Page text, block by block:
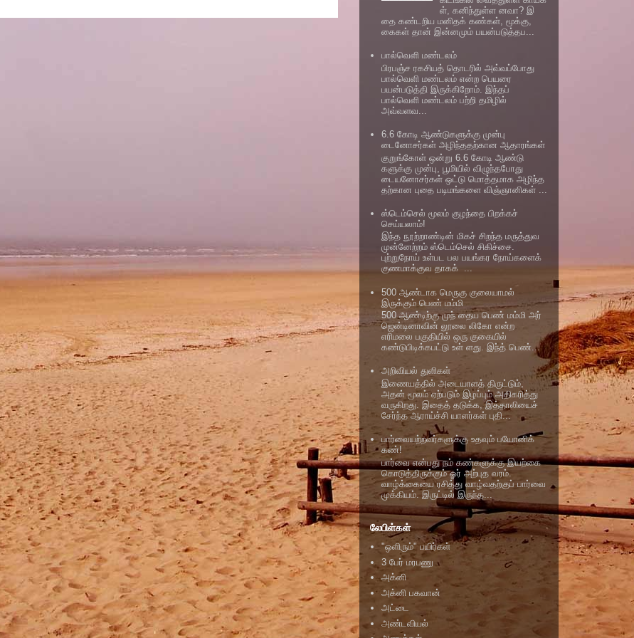
ள், கனிந்துள்ள னவா? இ
தை கண்டறிய மனிதக் கண்கள், மூக்கு,
கைகள் தான் இன்னமும் பயன்படுத்தப...
பால்வெளி மண்டலம்
பிரபஞ்ச ரகசியத் தொடரில் அவ்வப்போது
பால்வெளி மண்டலம் என்ற பெயரை
பயன்படுத்தி இருக்கிறோம். இந்தப்
பால்வெளி மண்டலம் பற்றி தமிழில்
அவ்வளவ...
6.6 கோடி ஆண்டுகளுக்கு முன்பு
டைனோசர்கள் அழிந்ததற்கான ஆதாரங்கள்
குறுங்கோள் ஒன்று 6.6 கோடி ஆண்டு
களுக்கு முன்பு, பூமியில் விழுந்தபோது
டையனோசர்கள் ஒட்டு மொத்தமாக அழிந்த
தற்கான புதை படிமங்களை விஞ்ஞானிகள் ...
ஸ்டெம்செல் மூலம் குழந்தை பிறக்கச்
செய்யலாம்!
இந்த நூற்றாண்டின் மிகச் சிறந்த மருத்துவ
முன்னேற்றம் ஸ்டெம்செல் சிகிச்சை.
புற்றுநோய் உள்பட பல பயங்கர நோய்களைக்
குணமாக்குவ தாகக் ...
500 ஆண்டாக மெருகு குலையாமல்
இருக்கும் பெண் மம்மி
500 ஆண்டிற்கு முந் தைய பெண் மம்மி அர்
ஜென்டினாவின் லூலை லிகோ என்ற
எரிமலை பகுதியில் ஒரு குகையில்
கண்டுபிடிக்கபட்டு உள் ளது. இந்த் பெண்...
அறிவியல் துளிகள்
இணையத்தில் அடையாளத் திருட்டும்,
அதன் மூலம் ஏற்படும் இழப்பும் அதிகரித்து
வருகிறது. இதைத் தடுக்க, இத்தாலியைச்
சேர்ந்த ஆராய்ச்சி யாளர்கள் புதி...
பார்வையற்றவர்களுக்கு உதவும் பயோனிக்
கண்!
பார்வை என்பது நம் கண்களுக்கு இயற்கை
கொடுத்திருக்கும் ஓர் அற்புத வரம்.
வாழ்க்கையை ரசித்து வாழ்வதற்குப் பார்வை
முக்கியம். இருட்டில் இருந்த...
லேபிள்கள்
"ஒளிரும்" பயிர்கள்
3 பேர் மரபணு
அக்னி
அக்னி பகவான்
அட்டை
அண்டவியல்